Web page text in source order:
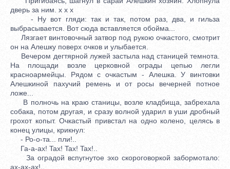
дверь за ним. x x x
- Ну вот гляди: так и так, потом раз, два, и гильза
выбрасывается. Вот сюда вставляется обойма...
Лязгает винтовочный затвор под рукою очкастого, смотрит
он на Алешку поверх очков и улыбается.
Вечером дегтярной лужей застыла над станицей темнота.
На площади возле церковной ограды цепью легли
красноармейцы. Рядом с очкастым - Алешка. У винтовки
Алешкиной пахучий ремень и от росы вечерней потное
ложе...
В полночь на краю станицы, возле кладбища, забрехала
собака, потом другая, и сразу волной ударил в уши дробный
грохот копыт. Очкастый привстал на одно колено, целясь в
конец улицы, крикнул:
- Ро-о-та... пли!..
Га-а-ах! Tax! Tax! Tax!..
За оградой вспугнутое эхо скороговоркой забормотало:
ах-ах-ах!..